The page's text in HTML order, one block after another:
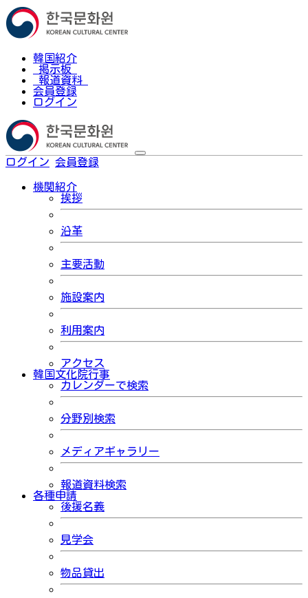
韓国紹介
掲示板
報道資料
会員登録
ログイン
ログイン 会員登録
機関紹介
挨拶
沿革
主要活動
施設案内
利用案内
アクセス
韓国文化院行事
カレンダーで検索
分野別検索
メディアギャラリー
報道資料検索
各種申請
後援名義
見学会
物品貸出